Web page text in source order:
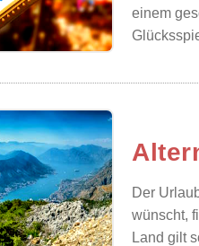
einem
Der
wünscht,
Land gilt